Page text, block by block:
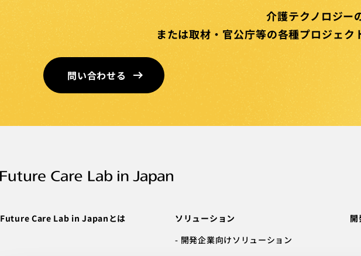
介護テクノロジー
または取材・官公庁等の各種プロジェク
問い合わせる
Future Care Lab in Japanとは
ソリューション
開発企業向けソリューション
開